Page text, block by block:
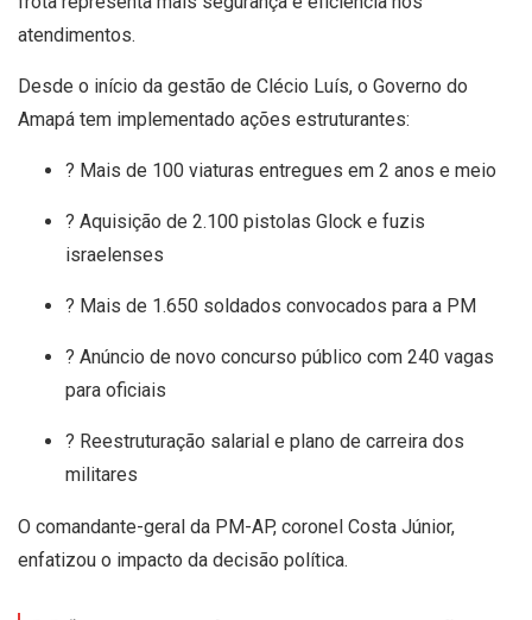
atendimentos.
Desde o início da gestão de Clécio Luís, o Governo do
Amapá tem implementado ações estruturantes:
? Mais de 100 viaturas entregues em 2 anos e meio
? Aquisição de 2.100 pistolas Glock e fuzis
israelenses
? Mais de 1.650 soldados convocados para a PM
? Anúncio de novo concurso público com 240 vagas
para oficiais
? Reestruturação salarial e plano de carreira dos
militares
O comandante-geral da PM-AP, coronel Costa Júnior,
enfatizou o impacto da decisão política.